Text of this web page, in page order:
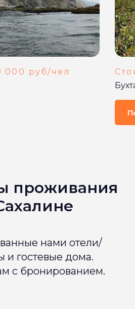
руб/чел
проживания
нами отели/
и гостевые дома.
с бронированием.